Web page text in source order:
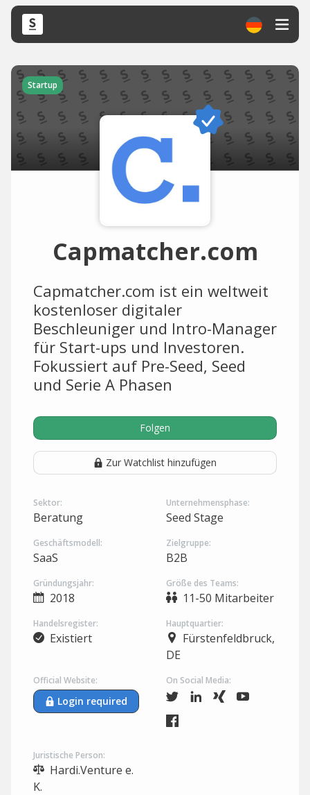
Startup
Capmatcher.com
Capmatcher.com ist ein weltweit
kostenloser digitaler
Beschleuniger und Intro-Manager
für Start-ups und Investoren.
Fokussiert auf Pre-Seed, Seed
und Serie A Phasen
Folgen
Zur Watchlist hinzufügen
Sektor:
Beratung
Unternehmensphase:
Seed Stage
Geschäftsmodell:
SaaS
Zielgruppe:
B2B
Gründungsjahr:
2018
Größe des Teams:
11-50 Mitarbeiter
Handelsregister:
Existiert
Hauptquartier:
Fürstenfeldbruck,
DE
Official Website:
Login required
On Social Media:
Juristische Person:
Hardi.Venture e.
K.